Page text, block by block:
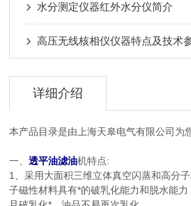
水分测定仪器红外水分仪简介
高压无线核相仪仪器特点及技术
详细介绍
本产品目录是由上海天皋电气有限公司为
一、透平油滤油机特点:
1、采用大面积三维立体真空闪蒸和高分
子磁性材料具有*的破乳化能力和脱水能力